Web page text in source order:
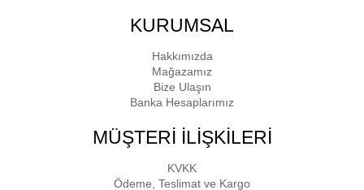
KURUMSAL
Hakkımızda
Mağazamız
Bize Ulaşın
Banka Hesaplarımız
MÜŞTERİ İLİŞKİLERİ
KVKK
Ödeme, Teslimat ve Kargo